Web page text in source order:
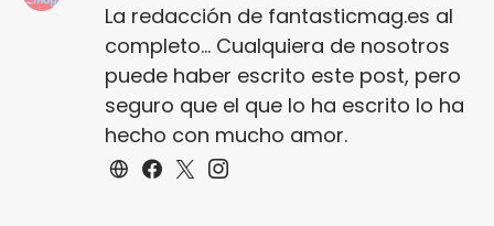
La redacción de fantasticmag.es al
completo... Cualquiera de nosotros
puede haber escrito este post, pero
seguro que el que lo ha escrito lo ha
hecho con mucho amor.